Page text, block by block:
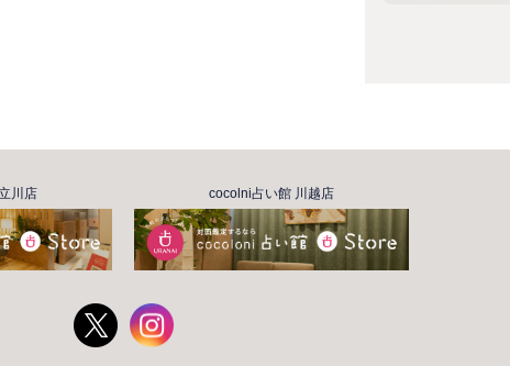
川店 cocolni占い館 川越店